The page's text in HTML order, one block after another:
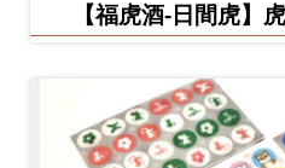
【福虎酒-日間虎】